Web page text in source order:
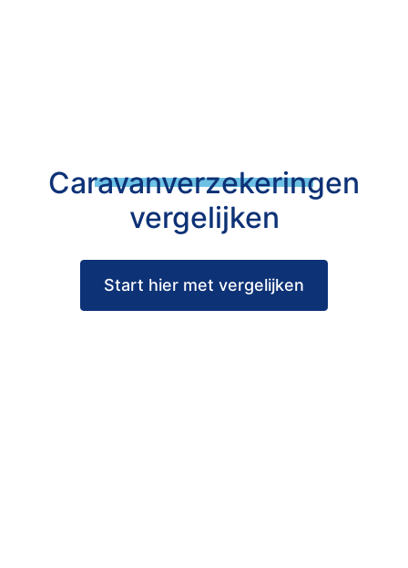
Caravanverzekeringen
vergelijken
Start hier met vergelijken